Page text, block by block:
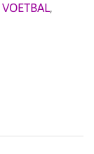
VOETBAL,